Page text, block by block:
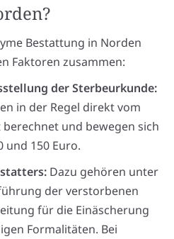
Bestattung in Norden
Faktoren zusammen:
der Sterbeurkunde:
in der Regel direkt vom
und bewegen sich
und 150 Euro.
Dazu gehören unter
der verstorbenen
für die Einäscherung
Formalitäten. Bei